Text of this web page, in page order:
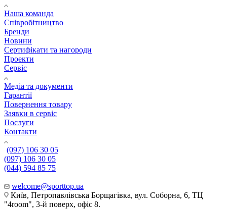
Наша команда
Співробітництво
Бренди
Новини
Сертифікати та нагороди
Проекти
Сервіс
Медіа та документи
Гарантії
Повернення товару
Заявки в сервіс
Послуги
Контакти
(097) 106 30 05
(097) 106 30 05
(044) 594 85 75
welcome@sporttop.ua
Київ, Петропавлівська Борщагівка, вул. Соборна, 6, ТЦ
"4room", 3-й поверх, офіс 8.